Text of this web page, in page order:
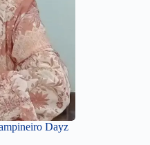
Dayz